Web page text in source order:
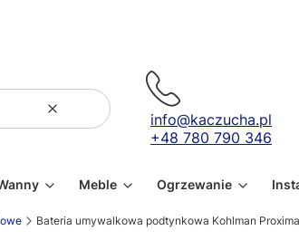
WyczyśćSzukaj
info@kaczucha.pl
+48 780 790 346
Meble Ogrzewanie
Bateria umywalkowa podtynkowa Kohlman